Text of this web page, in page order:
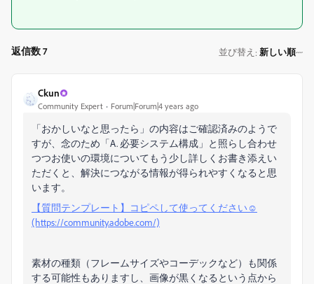
返信数 7 並び替え : 新しい順
Ckun
Community Expert Forum|Forum|4 years ago
「おかしいなと思ったら」の内容はご確認済みのようで
すが、念のため「A. 必要システム構成」と照らし合わせ
つつお使いの環境についてもう少し詳しくお書き添えい
ただくと、解決につながる情報が得られやすくなると思
います。
【質問テンプレート】コピペして使ってください☺︎
(https://community.adobe.com/)
素材の種類（フレームサイズやコーデックなど）も関係
する可能性もありますし、画像が黒くなるという点から